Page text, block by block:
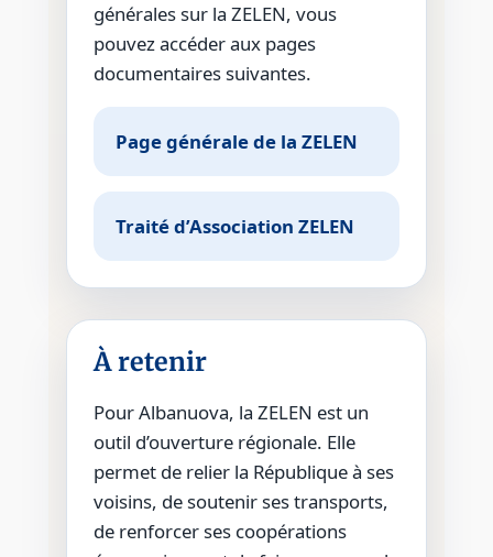
générales sur la ZELEN, vous
pouvez accéder aux pages
documentaires suivantes.
Page générale de la ZELEN
Traité d’Association ZELEN
À retenir
Pour Albanuova, la ZELEN est un
outil d’ouverture régionale. Elle
permet de relier la République à ses
voisins, de soutenir ses transports,
de renforcer ses coopérations